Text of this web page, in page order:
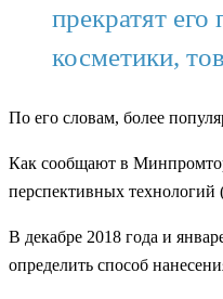
прекратят
косметики,
По его словам, более
Как сообщают в
перспективных
В декабре 2018 года и
определить способ